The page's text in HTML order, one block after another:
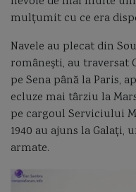
mulţumit cu ce era
Navele au plecat din
româneşti, au traversat
pe Sena până la Paris,
ecluze mai târziu la
pe cargoul Serviciului
1940 au ajuns la Galaţi,
armate.